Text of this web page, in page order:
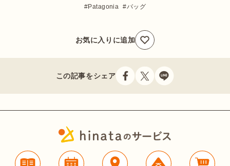
Patagonia バッグ
お気に入りに追加
この記事をシェア